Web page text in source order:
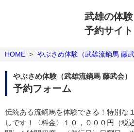
武雄の体験
予約サイト
HOME > やぶさめ体験（武雄流鏑馬 藤武
やぶさめ体験（武雄流鏑馬 藤武会）
予約フォーム
伝統ある流鏑馬を体験できる！特別な
しです！〈料金〉１０，０００円（